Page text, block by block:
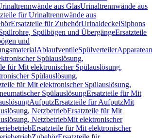
aus GlasUrinaltrennwände aus
für Urinaltrennwände aus
Ersatzteile für ZubehörUrinaldeckelSiphons
Spülbögen und ÜbergängeErsatzteile
und
AblaufventileSpülverteiler
Spülauslösung,
für Mit elektronischer Spülauslösung,
Spülauslösung,
für Mit elektronischer Spülauslösung,
SpülauslösungErsatzteile für Mit
AufputzErsatzteile für AufputzMit
NetzbetriebErsatzteile für Mit
NetzbetriebMit elektronischer
Ersatzteile für Mit elektronischer